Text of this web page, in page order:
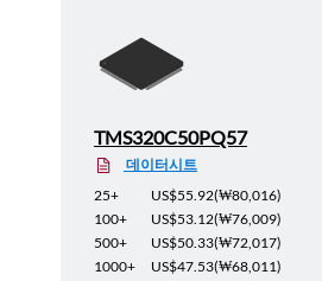
TMS320C50PQ57
데이터시트
25+
US$55.92(₩80,016)
100+
US$53.12(₩76,009)
500+
US$50.33(₩72,017)
1000+
US$47.53(₩68,011)